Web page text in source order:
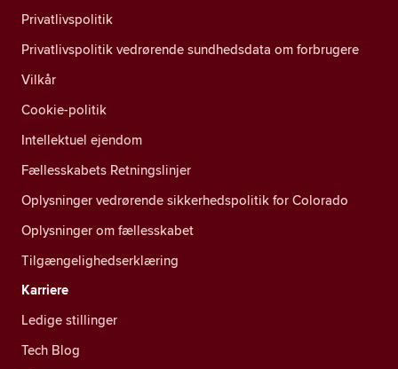
Privatlivspolitik
Privatlivspolitik vedrørende sundhedsdata om forbrugere
Vilkår
Cookie-politik
Intellektuel ejendom
Fællesskabets Retningslinjer
Oplysninger vedrørende sikkerhedspolitik for Colorado
Oplysninger om fællesskabet
Tilgængelighedserklæring
Karriere
Ledige stillinger
Tech Blog